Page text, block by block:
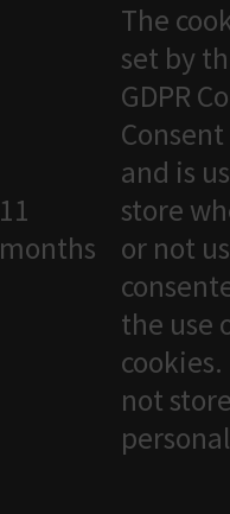
11
months
The
set by
GDPR
and is
store
or not
the use
not